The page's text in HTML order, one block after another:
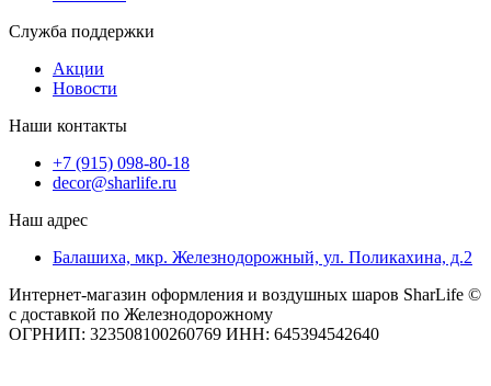
Служба поддержки
Акции
Новости
Наши контакты
+7 (915) 098-80-18
decor@sharlife.ru
Наш адрес
Балашиха, мкр. Железнодорожный, ул. Поликахина, д.2
Интернет-магазин оформления и воздушных шаров SharLife ©
с доставкой по Железнодорожному
ОГРНИП: 323508100260769 ИНН: 645394542640